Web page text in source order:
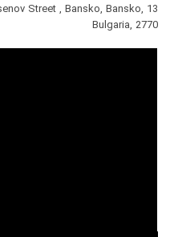
Street , Bansko, Bansko,
Bulgaria, 2770